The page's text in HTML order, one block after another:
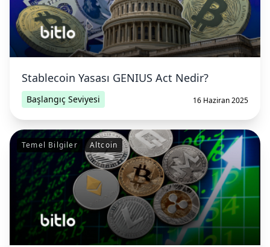
Stablecoin Yasası GENIUS Act Nedir?
Başlangıç Seviyesi 16 Haziran 2025
Temel Bilgiler Altcoin